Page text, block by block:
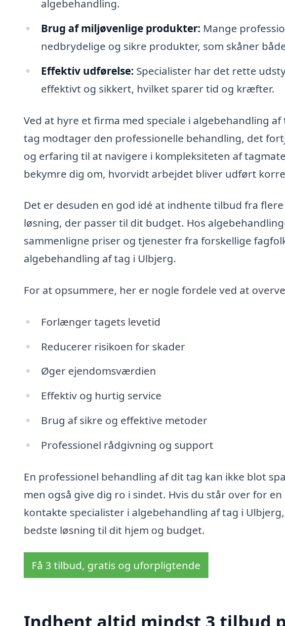
algebehandling.
Brug af miljøvenlige produkter: Mange
nedbrydelige og sikre produkter, som skåner
Effektiv udførelse: Specialister har det rette
effektivt og sikkert, hvilket sparer tid og kræfter.
Ved at hyre et firma med speciale i algebehandling
tag modtager den professionelle behandling, det
og erfaring til at navigere i kompleksiteten af
bekymre dig om, hvorvidt arbejdet bliver udført
Det er desuden en god idé at indhente tilbud fra
løsning, der passer til dit budget. Hos
sammenligne priser og tjenester fra forskellige
algebehandling af tag i Ulbjerg.
For at opsummere, her er nogle fordele ved at
Forlænger tagets levetid
Reducerer risikoen for skader
Øger ejendomsværdien
Effektiv og hurtig service
Brug af sikre og effektive metoder
Professionel rådgivning og support
En professionel behandling af dit tag kan ikke blot
men også give dig ro i sindet. Hvis du står over for
kontakte specialister i algebehandling af tag i
bedste løsning til dit hjem og budget.
Få 3 tilbud, gratis og uforpligtende